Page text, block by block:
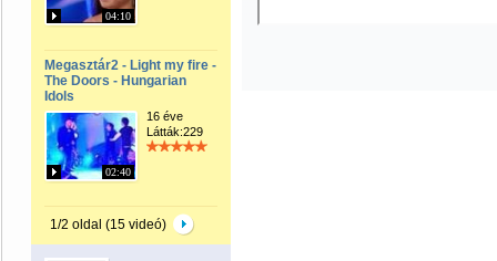
04:10
Megasztár2 - Light my fire -
The Doors - Hungarian
Idols
02:40
16 éve
Látták:229
1/2 oldal (15 videó)